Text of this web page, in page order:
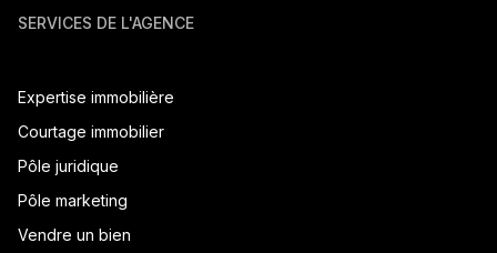
SERVICES DE L'AGENCE
Expertise immobilière
Courtage immobilier
Pôle juridique
Pôle marketing
Vendre un bien